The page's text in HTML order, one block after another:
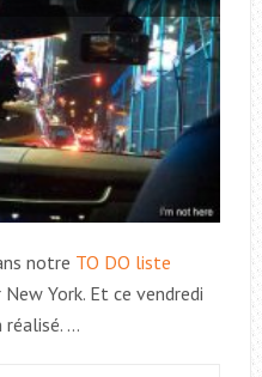
notre TO DO liste
York. Et ce vendredi
réalisé. …